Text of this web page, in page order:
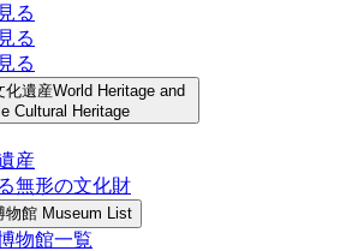
る
る
る
化遺産World Heritage and
Cultural Heritage
産
無形の文化財
物館 Museum List
物館一覧